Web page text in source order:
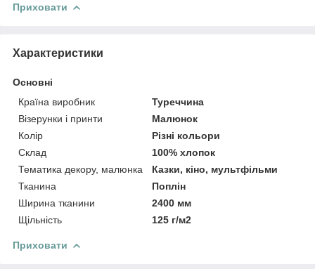
Приховати
Характеристики
Основні
Країна виробник
Туреччина
Візерунки і принти
Малюнок
Колір
Різні кольори
Склад
100% хлопок
Тематика декору, малюнка
Казки, кіно, мультфільми
Тканина
Поплін
Ширина тканини
2400 мм
Щільність
125 г/м2
Приховати